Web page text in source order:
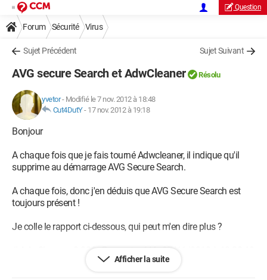
Question
Forum Sécurité Virus
Sujet Précédent Sujet Suivant
AVG secure Search et AdwCleaner Résolu
yvetor- Modifié le 7 nov. 2012 à 18:48
Cut4DutY- 17 nov. 2012 à 19:18
Bonjour
A chaque fois que je fais tourné Adwcleaner, il indique qu'il
supprime au démarrage AVG Secure Search.
A chaque fois, donc j'en déduis que AVG Secure Search est
toujours présent !
Je colle le rapport ci-dessous, qui peut m'en dire plus ?
# AdwCleaner v2.006 - Rapport créé le 07/11/2012 à 18:33:18
# Mis à jour le 30/10/2012 par Xplode
Afficher la suite